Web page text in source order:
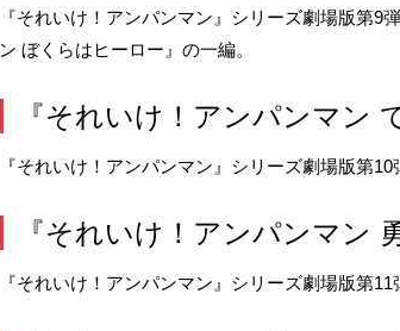
『それいけ！アンパンマン』シリーズ劇場版第
ン ぼくらはヒーロー』の一編。
『それいけ！アンパンマン
『それいけ！アンパンマン』シリーズ劇場版第
『それいけ！アンパンマン
『それいけ！アンパンマン』シリーズ劇場版第